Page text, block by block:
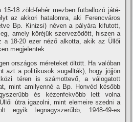
15-18 zöld-fehér mezben futballozó játé­
az akko­ri hatalomra, aki Ferencváros
Bp. Kinizsi) néven a pályára kifutott,
amely köréjük szerveződött, hiszen a
a 18-20 ezer néző al­kotta, akik az Üllői
megjelentek.
országos méreteket öltött. Ha valóban
azt a politikusok sugallták), hogy jöjjön
téren is számottevő, a válogatott
mint amilyenné a Bp. Honvéd később
és kézenfekvőbb lett vol­na
útra igazolni, mint elemeire szedni a
egyik legnagyszerűbb, 1948-49-es